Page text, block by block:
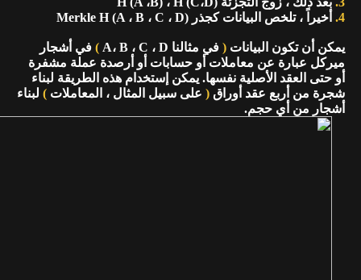
4.
أخيراً ، تلخص البيانات كجذر Merkle H (A ، B ، C ، D)
يمكن أن تكون البيانات ( في مثالنا A، B ، C ، D ) في أشجار
ميركل عبارة عن معاملات أو حسابات أو أرصدة عملة مشفرة
أو حتى العقد الأصلية نفسها. يمكن إستخدام هذه الطريقة لبناء
شجرة من أربع عقد أوراق ( على سبيل المثال ، المعاملات ) لبناء
أشجار من أي حجم.